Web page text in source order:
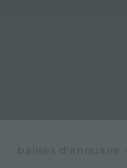
balises d'annuaire